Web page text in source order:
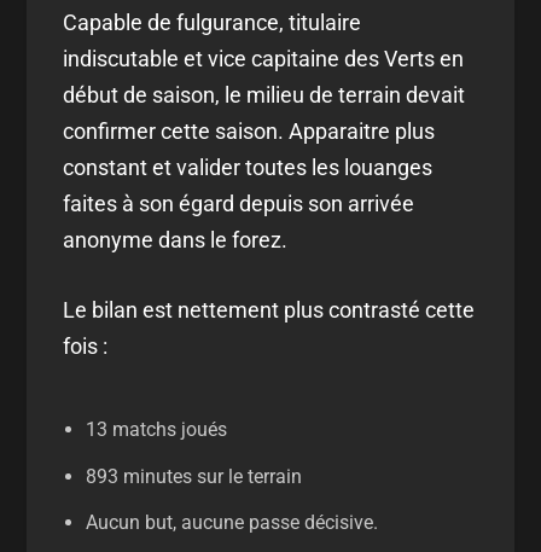
Capable de fulgurance, titulaire
indiscutable et vice capitaine des Verts en
début de saison, le milieu de terrain devait
confirmer cette saison. Apparaitre plus
constant et valider toutes les louanges
faites à son égard depuis son arrivée
anonyme dans le forez.
Le bilan est nettement plus contrasté cette
fois :
13 matchs joués
893 minutes sur le terrain
Aucun but, aucune passe décisive.